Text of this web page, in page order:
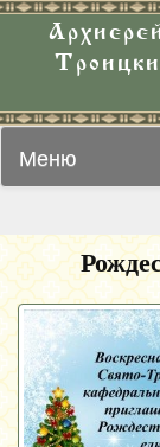
Меню